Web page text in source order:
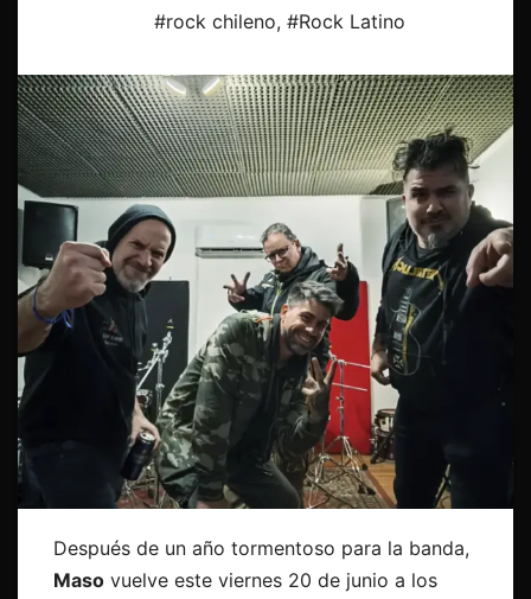
#rock chileno, #Rock Latino
Después de un año tormentoso para la banda,
Maso vuelve este viernes 20 de junio a los